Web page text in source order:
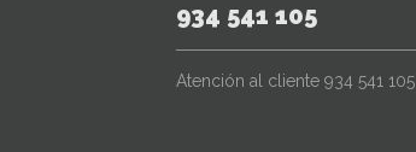
934 541 105
Atención al cliente934 541 105